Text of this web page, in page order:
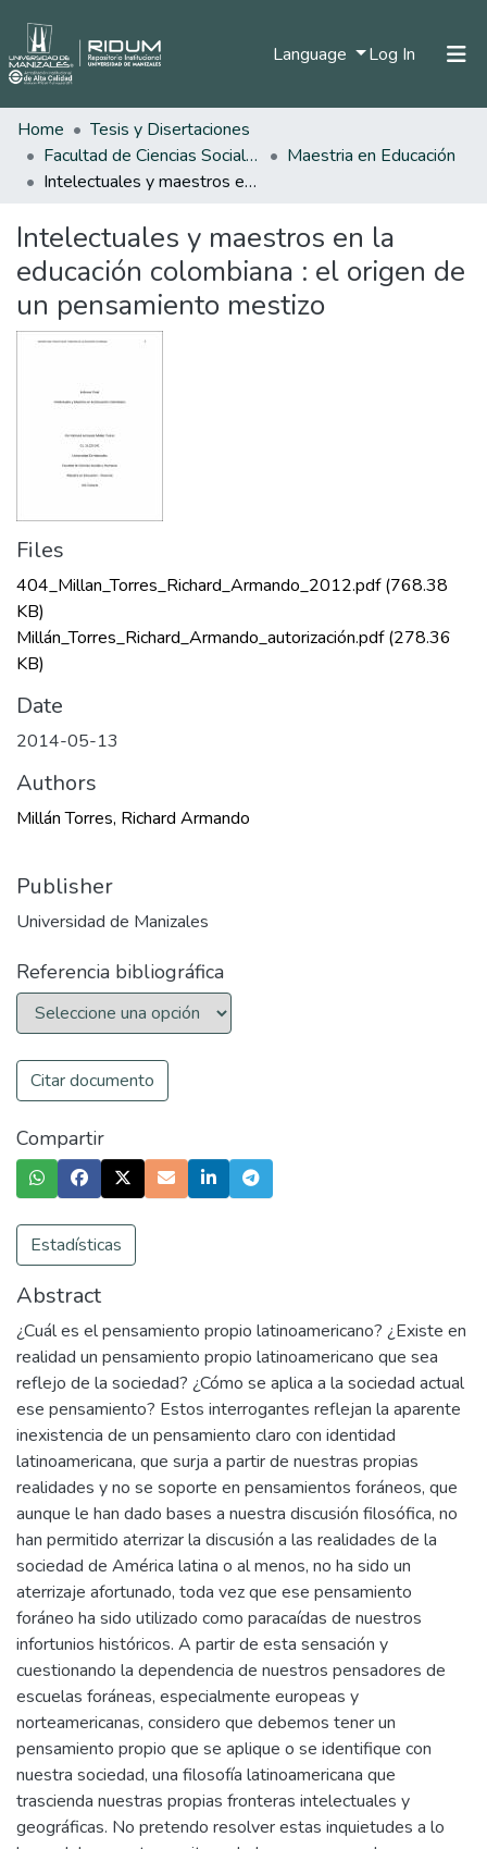
Language Log In (current)
Statistics
Home
Tesis y Disertaciones
Facultad de Ciencias Sociales y Humanas
Maestria en Educación
Intelectuales y maestros en la educación colombiana : el origen de un pensamiento mestizo
Intelectuales y maestros en la
educación colombiana : el origen de
un pensamiento mestizo
Files
404_Millan_Torres_Richard_Armando_2012.pdf(768.38
KB)
Millán_Torres_Richard_Armando_autorización.pdf(278.36
KB)
Date
2014-05-13
Authors
Millán Torres, Richard Armando
Publisher
Universidad de Manizales
Referencia bibliográfica
Citar documento
Compartir
Estadísticas
Abstract
¿Cuál es el pensamiento propio latinoamericano? ¿Existe en
realidad un pensamiento propio latinoamericano que sea
reflejo de la sociedad? ¿Cómo se aplica a la sociedad actual
ese pensamiento? Estos interrogantes reflejan la aparente
inexistencia de un pensamiento claro con identidad
latinoamericana, que surja a partir de nuestras propias
realidades y no se soporte en pensamientos foráneos, que
aunque le han dado bases a nuestra discusión filosófica, no
han permitido aterrizar la discusión a las realidades de la
sociedad de América latina o al menos, no ha sido un
aterrizaje afortunado, toda vez que ese pensamiento
foráneo ha sido utilizado como paracaídas de nuestros
infortunios históricos. A partir de esta sensación y
cuestionando la dependencia de nuestros pensadores de
escuelas foráneas, especialmente europeas y
norteamericanas, considero que debemos tener un
pensamiento propio que se aplique o se identifique con
nuestra sociedad, una filosofía latinoamericana que
trascienda nuestras propias fronteras intelectuales y
geográficas. No pretendo resolver estas inquietudes a lo